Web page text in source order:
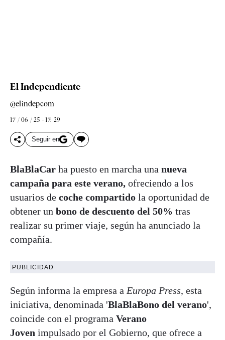
El Independiente
@elindepcom
17 / 06 / 25 - 17: 29
Seguir en
BlaBlaCar ha puesto en marcha una nueva
campaña para este verano, ofreciendo a los
usuarios de coche compartido la oportunidad de
obtener un bono de descuento del 50% tras
realizar su primer viaje, según ha anunciado la
compañía.
PUBLICIDAD
Según informa la empresa a Europa Press, esta
iniciativa, denominada 'BlaBlaBono del verano',
coincide con el programa Verano
Joven impulsado por el Gobierno, que ofrece a